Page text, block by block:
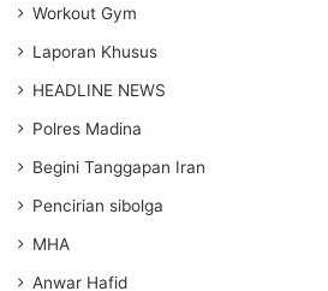
Workout Gym
Laporan Khusus
HEADLINE NEWS
Polres Madina
Begini Tanggapan Iran
Pencirian sibolga
MHA
Anwar Hafid